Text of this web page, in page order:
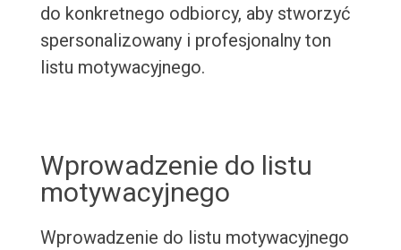
do konkretnego odbiorcy, aby stworzyć
spersonalizowany i profesjonalny ton
listu motywacyjnego.
Wprowadzenie do listu
motywacyjnego
Wprowadzenie do listu motywacyjnego